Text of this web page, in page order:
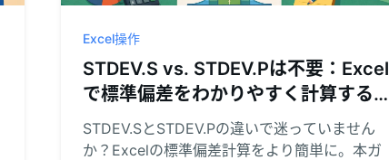
Excel操作
STDEV.S vs. STDEV.Pは不要：Excel
で標準偏差をわかりやすく計算する
方法
STDEV.SとSTDEV.Pの違いで迷っていません
か？Excelの標準偏差計算をより簡単に。本ガ